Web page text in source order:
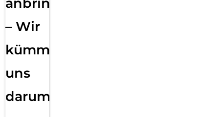
anbringen
– Wir
kümmern
uns
darum!